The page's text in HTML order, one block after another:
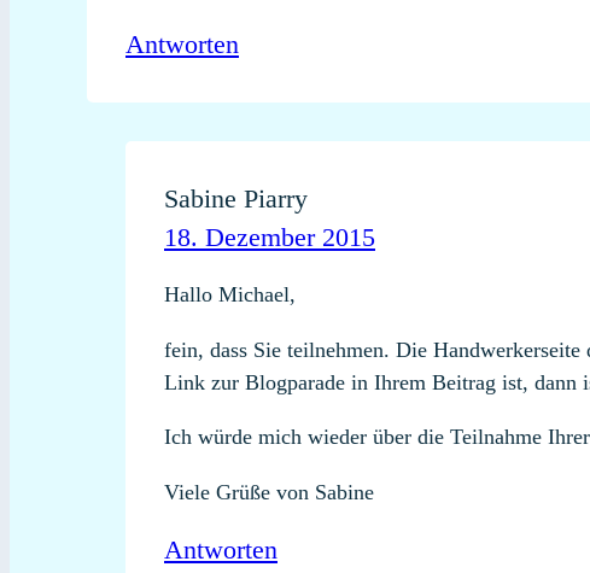
Antworten
Sabine Piarry
18. Dezember 2015
Hallo Michael,
fein, dass Sie teilnehmen. Die
Link zur Blogparade in Ihrem Beitrag ist, dann
Ich würde mich wieder über die Teilnahme
Viele Grüße von Sabine
Antworten